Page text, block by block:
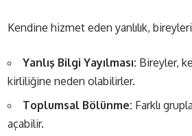
Kendine hizmet eden yanlılık,
Yanlış Bilgi Yayılması: Bireyler,
kirliliğine neden olabilirler.
Toplumsal Bölünme: Farklı
açabilir.